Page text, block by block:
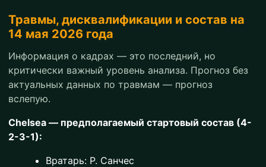
Травмы, дисквалификации и состав на
14 мая 2026 года
Информация о кадрах — это последний, но
критически важный уровень анализа. Прогноз без
актуальных данных по травмам — прогноз
вслепую.
Chelseа — предполагаемый стартовый состав (4-
2-3-1):
Вратарь: Р. Санчес